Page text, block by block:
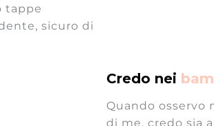
tappe
sicuro di
Credo nei
Quando osservo
di me, credo sia